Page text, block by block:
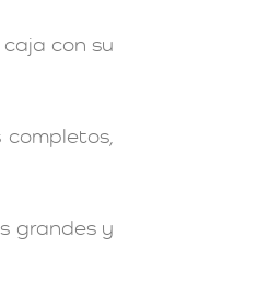
con su
grandes y